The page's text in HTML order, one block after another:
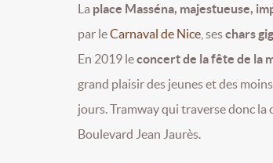
La place Masséna, majestueuse,
par leCarnaval de Nice , seschars
En 2019 leconcert de la fête de la
grand plaisir des jeunes et des
jours. Tramway qui traverse donc la
Boulevard Jean Jaurès.